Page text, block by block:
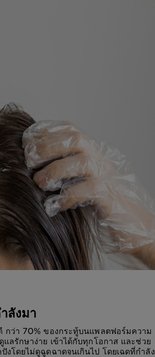
ลังมา
กว่า 70% ของกระทู้บนแพลตฟอร์มความ
ลรักษาง่าย เข้าได้กับทุกโอกาส และช่วย
งโดยไม่ดูฉูดฉาดจนเกินไป โดยเฉดที่กำลัง